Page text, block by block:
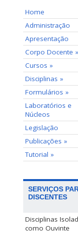
Home
Administração
Apresentação
Corpo Docente »
Cursos »
Disciplinas »
Formulários »
Laboratórios e
Núcleos
Legislação
Publicações »
Tutorial »
SERVIÇOS
DISCENTES
Disciplinas
como Ouvinte